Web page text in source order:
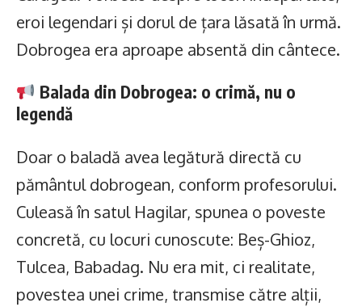
eroi legendari și dorul de țara lăsată în urmă.
Dobrogea era aproape absentă din cântece.
Balada din Dobrogea: o crimă, nu o
legendă
Doar o baladă avea legătură directă cu
pământul dobrogean, conform profesorului.
Culeasă în satul Hagilar, spunea o poveste
concretă, cu locuri cunoscute: Beș-Ghioz,
Tulcea, Babadag. Nu era mit, ci realitate,
povestea unei crime, transmise către alții,